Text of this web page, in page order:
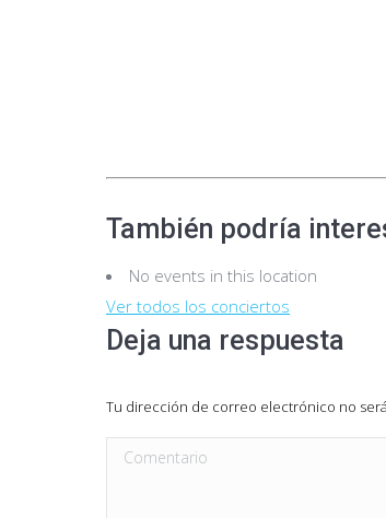
También podría
No events in this location
Ver todos los conciertos
Deja una respuesta
Tu dirección de correo electrónico no
Comentario